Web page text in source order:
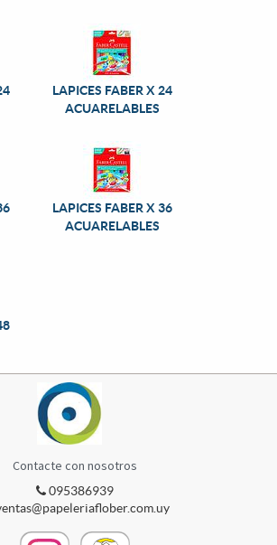
LAPICES FABER X 24
ACUARELABLES
LAPICES FABER X 36
ACUARELABLES
Contacte con nosotros
095386939